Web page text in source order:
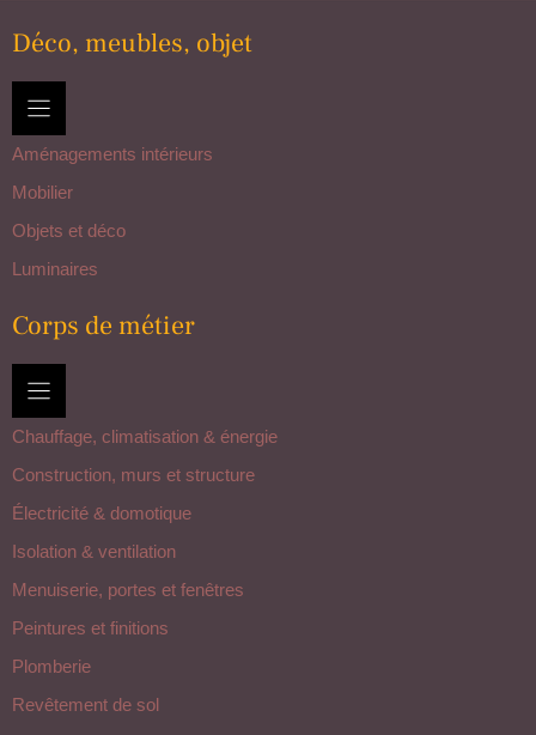
Déco, meubles, objet
Aménagements intérieurs
Mobilier
Objets et déco
Luminaires
Corps de métier
Chauffage, climatisation & énergie
Construction, murs et structure
Électricité & domotique
Isolation & ventilation
Menuiserie, portes et fenêtres
Peintures et finitions
Plomberie
Revêtement de sol